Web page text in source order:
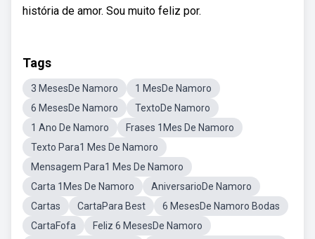
história de amor. Sou muito feliz por.
Tags
3 MesesDe Namoro
1 MesDe Namoro
6 MesesDe Namoro
TextoDe Namoro
1 Ano De Namoro
Frases 1Mes De Namoro
Texto Para1 Mes De Namoro
Mensagem Para1 Mes De Namoro
Carta 1Mes De Namoro
AniversarioDe Namoro
Cartas
CartaPara Best
6 MesesDe Namoro Bodas
CartaFofa
Feliz 6 MesesDe Namoro